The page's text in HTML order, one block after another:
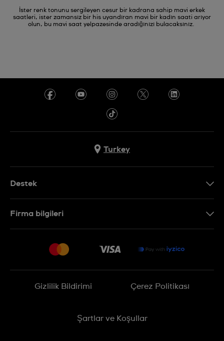
İster renk tonunu sergileyen cesur bir kadrana sahip mavi erkek
saatleri, ister zamansız bir his uyandıran mavi bir kadın saati arıyor
olun, bu mavi saat yelpazesinde aradığınızı bulacaksınız.
Turkey
Destek
İade Politikası
Firma bilgileri
Gizlilik Bildirimi Çerez Politikası
Şartlar ve Koşullar